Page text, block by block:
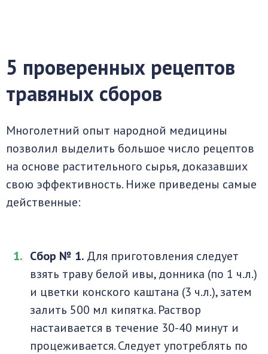
5 проверенных рецептов
травяных сборов
Многолетний опыт народной медицины
позволил выделить большое число рецептов
на основе растительного сырья, доказавших
свою эффективность. Ниже приведены самые
действенные:
Сбор № 1. Для приготовления следует
взять траву белой ивы, донника (по 1 ч.л.)
и цветки конского каштана (3 ч.л.), затем
залить 500 мл кипятка. Раствор
настаивается в течение 30-40 минут и
процеживается. Следует употреблять по